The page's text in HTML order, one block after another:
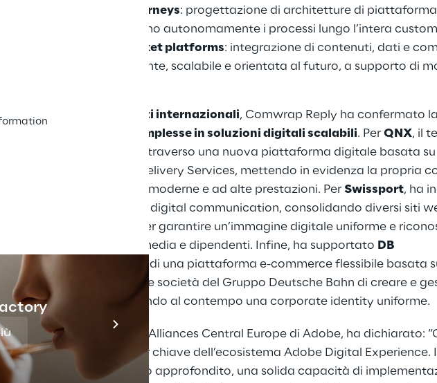
Prebuilt AI Apps
Scopri di più
Agentic Customer Journeys: progettazione di architetture di
controllano e ottimizzano autonomamente i processi lungo l’intera
Integrated Go-to-Market platforms: integrazione di contenuti, dati e
di un’architettura coerente, scalabile e orientata al futuro, a supporto di
numerosi progetti internazionali, Comwrap Reply ha confermato
trasformare esigenze complesse in soluzioni digitali scalabili. PerQNX, il
di BlackBerry.com attraverso una nuova piattaforma digitale basata
Manager Edge Delivery Services, mettendo in evidenza la propria
di architetture web moderne e ad alte prestazioni. PerSwissport, ha
piattaforma unificata di digital communication, consolidando diversi siti
centralizzata per garantire un’immagine digitale uniforme e
per clienti, partner, media e dipendenti. Infine, ha supportato DB
nell’implementazione di una piattaforma e-commerce flessibile basata
che consente alle società del Gruppo Deutsche Bahn di creare e
online store, mantenendo al contempo una corporate identity uniforme.
Saatkamp, Partner & Alliances Central Europe di Adobe, ha dichiarato:
molti anni uno dei partner chiave dell’ecosistema Adobe Digital Experience.
un know-how tecnico approfondito, una solida capacità di